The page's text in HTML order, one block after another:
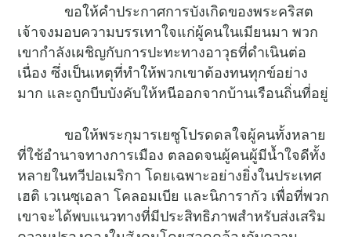
ขอให้คำประกาศการบังเกิดของพระคริสต
เจ้าจงมอบความบรรเทาใจแก่ผู้คนในเมียนมา พวก
เขากำลังเผชิญกับการปะทะทางอาวุธที่ดำเนินต่อ
เนื่อง ซึ่งเป็นเหตุที่ทำให้พวกเขาต้องทนทุกข์อย่าง
มาก และถูกบีบบังคับให้หนีออกจากบ้านเรือนถิ่นที่อยู่
ขอให้พระกุมารเยซูโปรดดลใจผู้คนทั้งหลาย
ที่ใช้อำนาจทางการเมือง ตลอดจนผู้คนผู้มีน้ำใจดีทั้ง
หลายในทวีปอเมริกา โดยเฉพาะอย่างยิ่งในประเทศ
เฮติ เวเนซุเอลา โคลอมเบีย และนิการากัว เพื่อที่พวก
เขาจะได้พบแนวทางที่มีประสิทธิภาพสำหรับส่งเสริม